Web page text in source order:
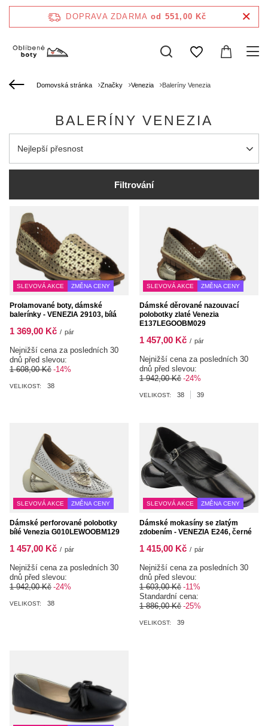
DOPRAVA ZDARMA od 551,00 Kč
Domovská stránka Značky Venezia Baleríny Venezia
BALERÍNY VENEZIA
Zmień sortowanie
Nejlepší přesnost
Filtrování
SLEVOVÁ AKCE ZMĚNA CENY
Prolamované boty, dámské
balerínky - VENEZIA 29103, bílá
1 369,00 Kč / pár
Nejnižší cena za posledních 30
dnů před slevou:
1 608,00 Kč -14%
VELIKOST: 38
SLEVOVÁ AKCE ZMĚNA CENY
Dámské děrované nazouvací
polobotky zlaté Venezia
E137LEGOOBM029
1 457,00 Kč / pár
Nejnižší cena za posledních 30
dnů před slevou:
1 942,00 Kč -24%
VELIKOST: 38 39
SLEVOVÁ AKCE ZMĚNA CENY
Dámské perforované polobotky
bílé Venezia G010LEWOOBM129
1 457,00 Kč / pár
Nejnižší cena za posledních 30
dnů před slevou:
1 942,00 Kč -24%
VELIKOST: 38
SLEVOVÁ AKCE ZMĚNA CENY
Dámské mokasíny se zlatým
zdobením - VENEZIA E246, černé
1 415,00 Kč / pár
Nejnižší cena za posledních 30
dnů před slevou:
1 603,00 Kč -11%
Standardní cena:
1 886,00 Kč -25%
VELIKOST: 39